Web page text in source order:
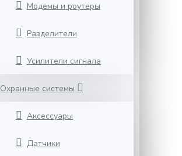
Модемы и роутеры
Разделители
Усилители сигнала
Охранные системы
Аксессуары
Датчики